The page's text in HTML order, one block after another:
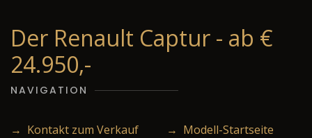
Der Renault Captur - ab €
24.950,-
NAVIGATION
→ Kontakt zum Verkauf
→ Modell-Startseite